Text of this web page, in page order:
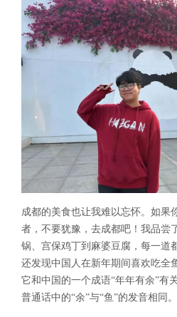
成都的美食也让我难以忘怀。如果
者，不要犹豫，去成都吧！我品尝
锅、宫保鸡丁到麻婆豆腐，每一道
还发现中国人在新年期间喜欢吃全
它和中国的一个成语“年年有余”有
普通话中的“余”与“鱼”的发音相同。